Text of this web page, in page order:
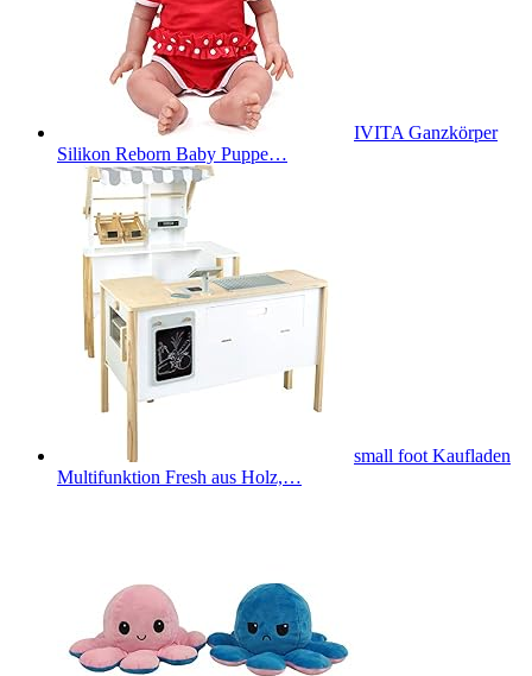
IVITA Ganzkörper
Silikon Reborn Baby Puppe…
small foot Kaufladen
Multifunktion Fresh aus Holz,…